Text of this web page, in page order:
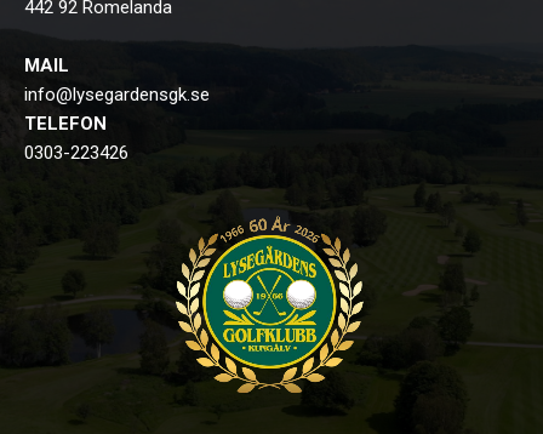
442 92 Romelanda
MAIL
info@lysegardensgk.se
TELEFON
0303-223426